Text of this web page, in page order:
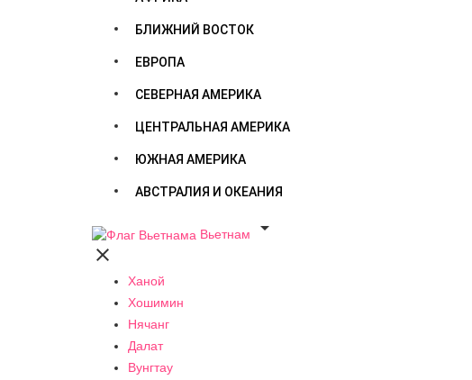
БЛИЖНИЙ ВОСТОК
ЕВРОПА
СЕВЕРНАЯ АМЕРИКА
ЦЕНТРАЛЬНАЯ АМЕРИКА
ЮЖНАЯ АМЕРИКА
АВСТРАЛИЯ И ОКЕАНИЯ
Вьетнам


Ханой
Хошимин
Нячанг
Далат
Вунгтау